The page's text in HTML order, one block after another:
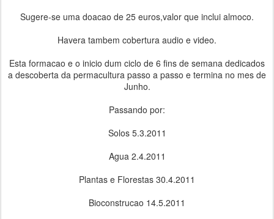
Sugere-se uma doacao de 25 euros,valor que inclui almoco.
Havera tambem cobertura audio e video.
Esta formacao e o inicio dum ciclo de 6 fins de semana dedicados
a descoberta da permacultura passo a passo e termina no mes de
Junho.
Passando por:
Solos 5.3.2011
Agua 2.4.2011
Plantas e Florestas 30.4.2011
Bioconstrucao 14.5.2011